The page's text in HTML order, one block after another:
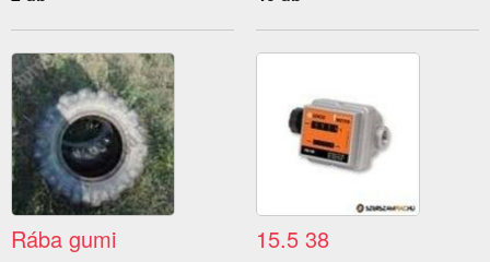
Rába gumi 15.5 38